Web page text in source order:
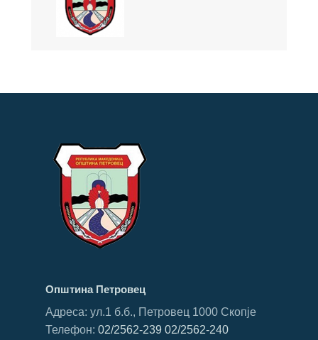
Општина Петровец
Адреса: ул.1 б.б., Петровец 1000 Скопје
Телефон: 02/2562-239 02/2562-240